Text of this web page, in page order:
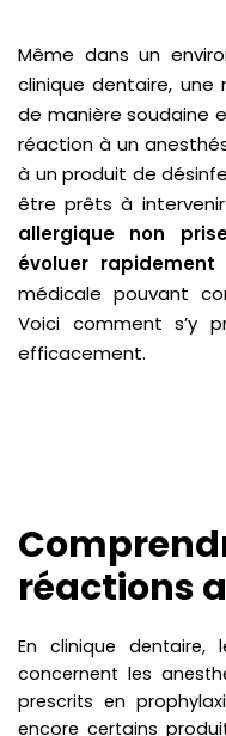
Même dans un
clinique dentaire, une
de manière soudaine
réaction à un
à un produit de
être prêts à
allergique non
évoluer
médicale pouvant
Voici comment s’y
efficacement.
réactions
En clinique dentaire,
concernent les
prescrits en
encore certains